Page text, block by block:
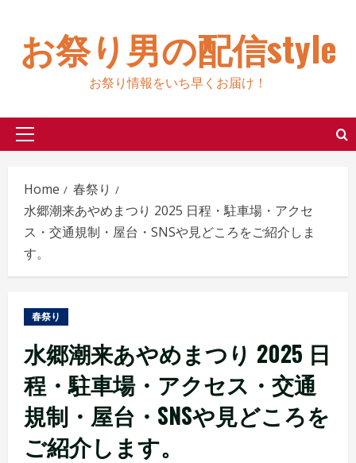
contentお祭り男の配信style
お祭り情報をいち早くお届け！
Primary
Home
春祭り
水郷潮来あやめまつり 2025 日程・駐車場・アクセ
ス・交通規制・屋台・SNSや見どころをご紹介しま
す。
春祭り
水郷潮来あやめまつり 2025 日
程・駐車場・アクセス・交通
規制・屋台・SNSや見どころを
ご紹介します。